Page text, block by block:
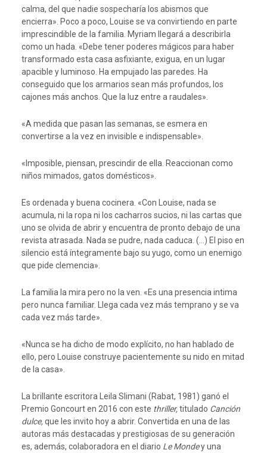
calma, del que nadie sospecharía los abismos que
encierra». Poco a poco, Louise se va convirtiendo en parte
imprescindible de la familia. Myriam llegará a describirla
como un hada. «Debe tener poderes mágicos para haber
transformado esta casa asfixiante, exigua, en un lugar
apacible y luminoso. Ha empujado las paredes. Ha
conseguido que los armarios sean más profundos, los
cajones más anchos. Que la luz entre a raudales».
«A medida que pasan las semanas, se esmera en
convertirse a la vez en invisible e indispensable».
«Imposible, piensan, prescindir de ella. Reaccionan como
niños mimados, gatos domésticos».
Es ordenada y buena cocinera. «Con Louise, nada se
acumula, ni la ropa ni los cacharros sucios, ni las cartas que
uno se olvida de abrir y encuentra de pronto debajo de una
revista atrasada. Nada se pudre, nada caduca. (…) El piso en
silencio está íntegramente bajo su yugo, como un enemigo
que pide clemencia».
La familia la mira pero no la ven. «Es una presencia intima
pero nunca familiar. Llega cada vez más temprano y se va
cada vez más tarde».
«Nunca se ha dicho de modo explícito, no han hablado de
ello, pero Louise construye pacientemente su nido en mitad
de la casa».
La brillante escritora Leila Slimani (Rabat, 1981) ganó el
Premio Goncourt en 2016 con este thriller,titulado Canción
dulce,que les invito hoy a abrir. Convertida en una de las
autoras más destacadas y prestigiosas de su generación
es, además, colaboradora en el diario Le Mondey una